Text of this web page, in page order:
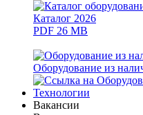
Каталог 2026
PDF 26 MB
Оборудование из
Технологии
Вакансии